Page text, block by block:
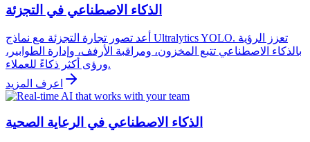
الذكاء الاصطناعي في التجزئة
أعد تصور تجارة التجزئة مع نماذج Ultralytics YOLO. تعزز الرؤية
بالذكاء الاصطناعي تتبع المخزون، ومراقبة الأرفف، وإدارة الطوابير،
ورؤى أكثر ذكاءً للعملاء.
اعرف المزيد
الذكاء الاصطناعي في الرعاية الصحية